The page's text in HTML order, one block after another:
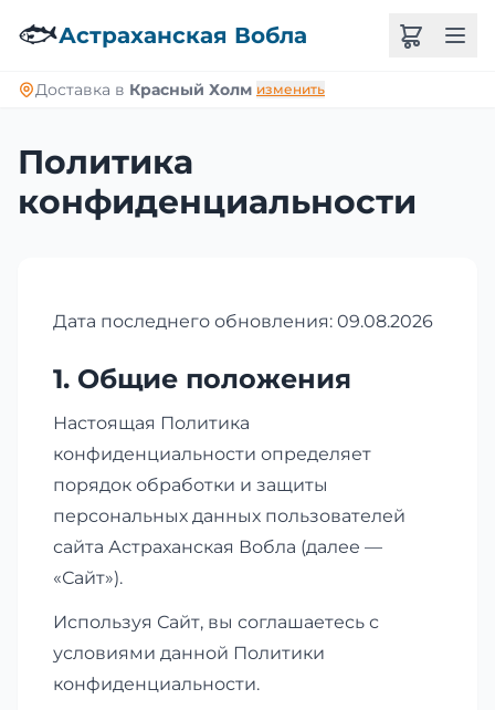
🐟Астраханская Вобла
Доставка в Красный Холм изменить
Политика
конфиденциальности
Дата последнего обновления: 09.08.2026
1. Общие положения
Настоящая Политика
конфиденциальности определяет
порядок обработки и защиты
персональных данных пользователей
сайта Астраханская Вобла (далее —
«Сайт»).
Используя Сайт, вы соглашаетесь с
условиями данной Политики
конфиденциальности.